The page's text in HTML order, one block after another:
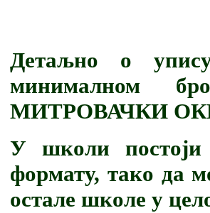
Детаљно о
минималном
МИТРОВАЧКИ
У школи
формату, тако да
остале школе у